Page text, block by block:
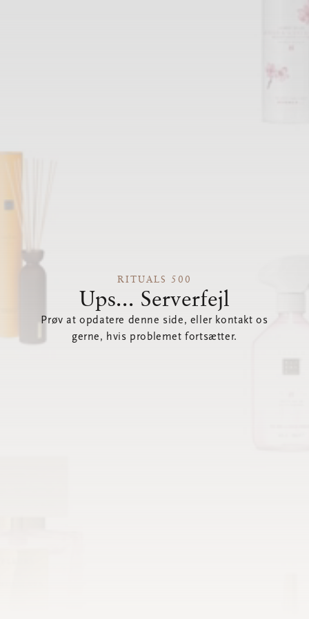
RITUALS 500
Ups... Serverfejl
Prøv at opdatere denne side, eller kontakt os
gerne, hvis problemet fortsætter.